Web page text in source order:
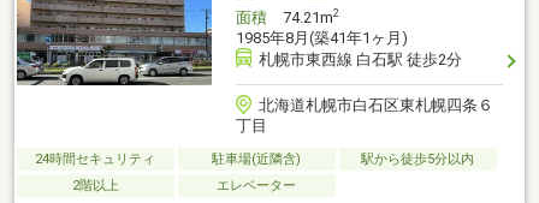
面積74.21m2
1985年8月(築41年1ヶ月)
札幌市東西線 白石駅 徒歩2分
北海道札幌市白石区東札幌四条６
丁目
24時間セキュリティ 駐車場(近隣含)
駅から徒歩5分以内
2階以上
エレベーター